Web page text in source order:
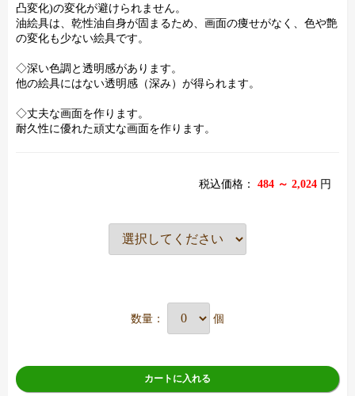
凸変化)の変化が避けられません。
油絵具は、乾性油自身が固まるため、画面の痩せがなく、色や艶
の変化も少ない絵具です。
◇深い色調と透明感があります。
他の絵具にはない透明感（深み）が得られます。
◇丈夫な画面を作ります。
耐久性に優れた頑丈な画面を作ります。
税込価格： 484 ～ 2,024 円
数量： 個
カートに入れる